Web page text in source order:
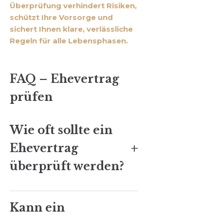
Überprüfung verhindert Risiken,
schützt Ihre Vorsorge und
sichert Ihnen klare, verlässliche
Regeln für alle Lebensphasen.
FAQ – Ehevertrag
prüfen
Wie oft sollte ein
Ehevertrag
überprüft werden?
+
Kann ein